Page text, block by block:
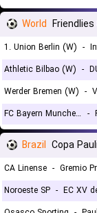
World Friendlies
1. Union Berlin (W) -
Athletic Bilbao (W) -
Werder Bremen (W) -
FC Bayern Munchen (W) -
Brazil Copa
CA Linense - Gremio
Noroeste SP -